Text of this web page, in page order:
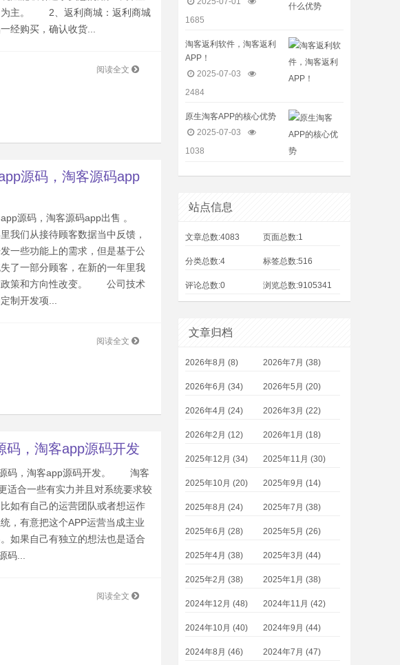
为主。 2、返利商城：返利商城
经购买，确认收货...
阅读全文
源码，淘客源码app
源码，淘客源码app出售 。
我们从接待顾客数据当中反馈，
一些功能上的需求，但是基于公
了一部分顾客，在新的一年里我
政策和方向性改变。 公司技术
制开发项...
阅读全文
码，淘客app源码开发
，淘客app源码开发。 淘客
适合一些有实力并且对系统要求较
如有自己的运营团队或者想运作
，有意把这个APP运营当成主业
如果自己有独立的想法也是适合
码...
阅读全文
1685
淘客返利软件，淘客返利
APP！
2025-07-03
2484
原生淘客APP的核心优势
2025-07-03
1038
站点信息
文章总数:4083 页面总数:1
分类总数:4 标签总数:516
评论总数:0 浏览总数:9105341
文章归档
2026年8月 (8) 2026年7月 (38)
2026年6月 (34) 2026年5月 (20)
2026年4月 (24) 2026年3月 (22)
2026年2月 (12) 2026年1月 (18)
2025年12月 (34) 2025年11月 (30)
2025年10月 (20) 2025年9月 (14)
2025年8月 (24) 2025年7月 (38)
2025年6月 (28) 2025年5月 (26)
2025年4月 (38) 2025年3月 (44)
2025年2月 (38) 2025年1月 (38)
2024年12月 (48) 2024年11月 (42)
2024年10月 (40) 2024年9月 (44)
2024年8月 (46) 2024年7月 (47)